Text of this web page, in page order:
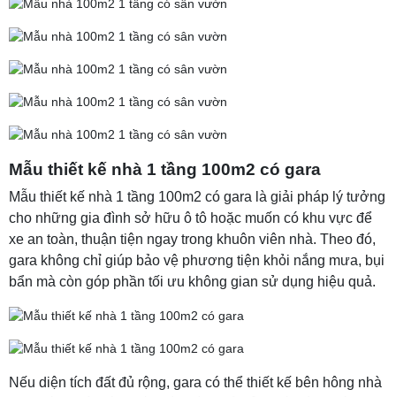
Mẫu thiết kế nhà 1 tầng 100m2 có gara
Mẫu thiết kế nhà 1 tầng 100m2 có gara là giải pháp lý tưởng
cho những gia đình sở hữu ô tô hoặc muốn có khu vực để
xe an toàn, thuận tiện ngay trong khuôn viên nhà. Theo đó,
gara không chỉ giúp bảo vệ phương tiện khỏi nắng mưa, bụi
bẩn mà còn góp phần tối ưu không gian sử dụng hiệu quả.
Nếu diện tích đất đủ rộng, gara có thể thiết kế bên hông nhà